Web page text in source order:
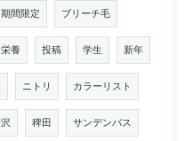
期間限定 ブリーチ毛
栄養 投稿 学生 新年
ニトリ カラーリスト
稗田 サンデンバス